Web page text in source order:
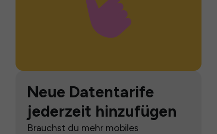
Neue Datentarife
jederzeit hinzufügen
Brauchst du mehr mobiles